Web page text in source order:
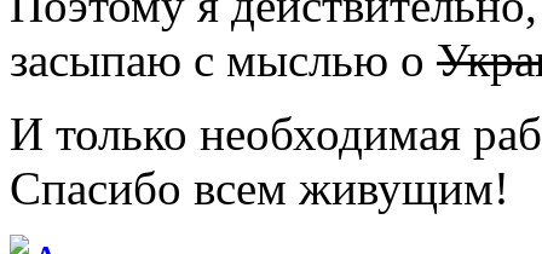
засыпаю с мыслью о
И только необходимая
Спасибо всем живущим!